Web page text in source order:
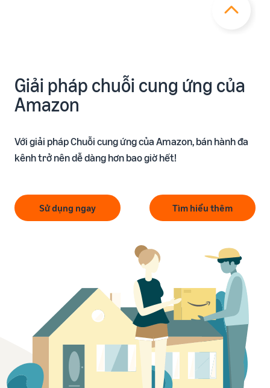
Giải pháp chuỗi cung ứng của
Amazon
Với giải pháp Chuỗi cung ứng của Amazon, bán hành đa
kênh trở nên dễ dàng hơn bao giờ hết!
Sử dụng ngay Tìm hiểu thêm